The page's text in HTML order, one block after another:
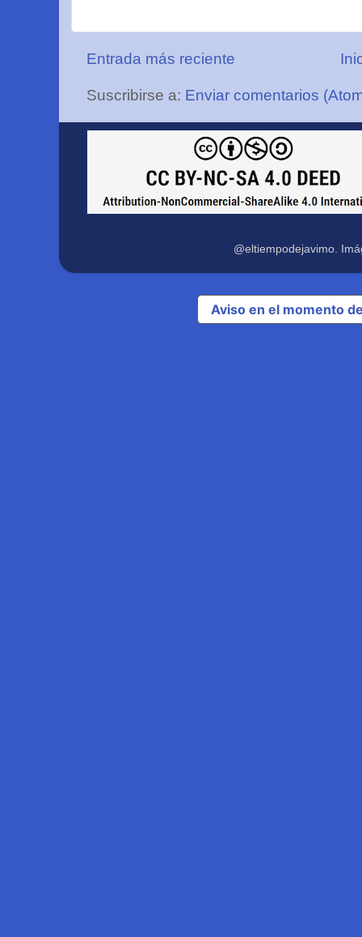
Entrada más reciente
Suscribirse a: Enviar comentarios
@eltiempodejavimo.
Aviso en el momento